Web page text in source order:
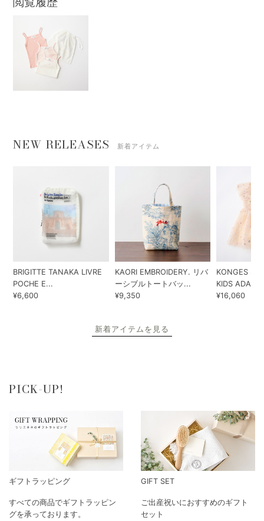
NEW RELEASES 新着アイテム
BRIGITTE TANAKA LIVRE
POCHE E...
¥6,600
KAORI EMBROIDERY. リバ
ーシブルトートバッ...
¥9,350
KONGES
KIDS ADA...
¥16,060
新着アイテムを見る
PICK-UP!
ギフトラッピング
すべての商品でギフトラッピン
グを承っております。
GIFT SET
ご出産祝いにおすすめのギフト
セット